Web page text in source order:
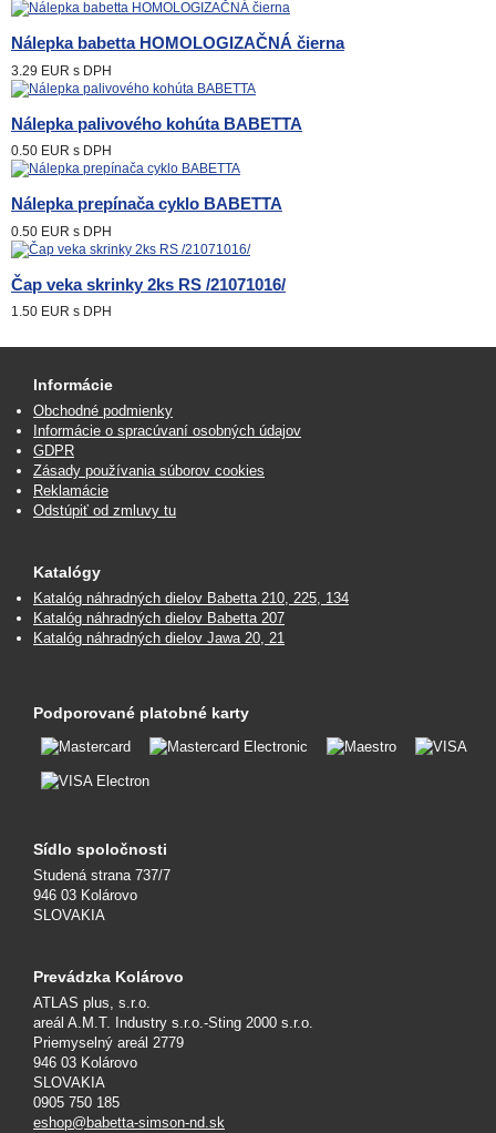
Nálepka babetta HOMOLOGIZAČNÁ čierna
3.29 EUR s DPH
Nálepka palivového kohúta BABETTA
0.50 EUR s DPH
Nálepka prepínača cyklo BABETTA
0.50 EUR s DPH
Čap veka skrinky 2ks RS /21071016/
1.50 EUR s DPH
Informácie
Obchodné podmienky
Informácie o spracúvaní osobných údajov
GDPR
Zásady používania súborov cookies
Reklamácie
Odstúpiť od zmluvy tu
Katalógy
Katalóg náhradných dielov Babetta 210, 225, 134
Katalóg náhradných dielov Babetta 207
Katalóg náhradných dielov Jawa 20, 21
Podporované platobné karty
Sídlo spoločnosti
Studená strana 737/7
946 03 Kolárovo
SLOVAKIA
Prevádzka Kolárovo
ATLAS plus, s.r.o.
areál A.M.T. Industry s.r.o.-Sting 2000 s.r.o.
Priemyselný areál 2779
946 03 Kolárovo
SLOVAKIA
0905 750 185
eshop@babetta-simson-nd.sk